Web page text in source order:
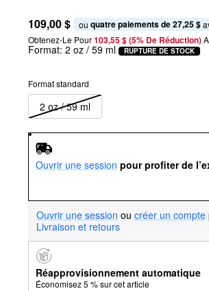
109,00 $ ou quatre paiements de 27,25 $
Obtenez-Le Pour103,55 $ (5% De Réduction)
Format: 2 oz / 59 ml RUPTURE DE STOCK
Format standard
2 oz / 59 ml
Ouvrir une session pour profiter de
Ouvrir une session ou créer un compte
Livraison et retours
Réapprovisionnement automatique
Économisez 5 % sur cet article